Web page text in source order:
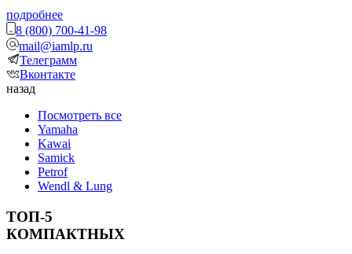
подробнее
8 (800) 700-41-98
mail@iamlp.ru
Телеграмм
Вконтакте
назад
Посмотреть все
Yamaha
Kawai
Samick
Petrof
Wendl & Lung
ТОП-5
КОМПАКТНЫХ